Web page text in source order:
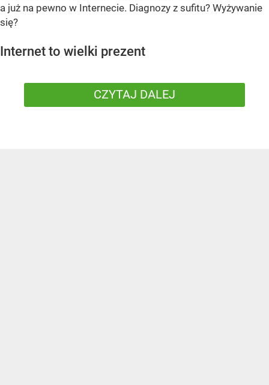
a już na pewno w Internecie. Diagnozy z sufitu? Wyżywanie
się?
Internet to wielki prezent
CZYTAJ DALEJ